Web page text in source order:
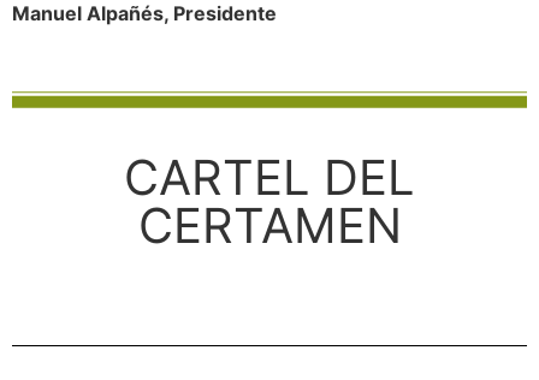
Manuel Alpañés, Presidente
CARTEL DEL
CERTAMEN